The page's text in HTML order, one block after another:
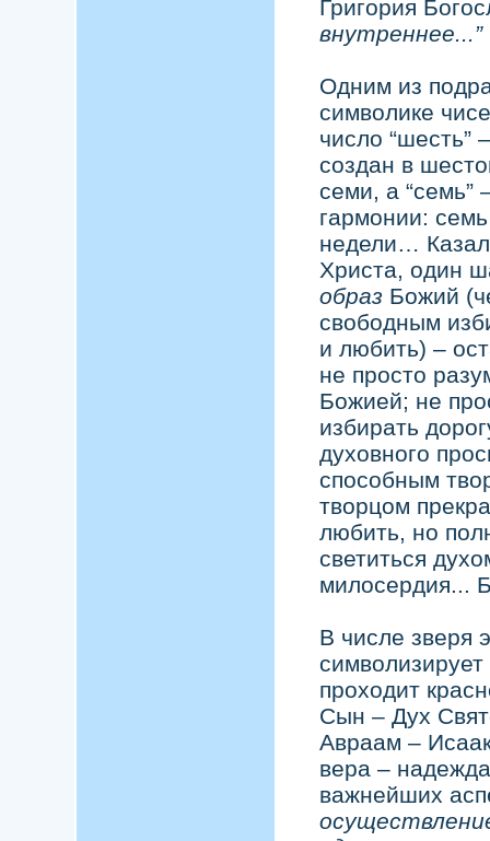
Григория
внутреннее...”
Одним из
символике
число “шесть”
создан в
семи, а “семь”
гармонии:
недели…
Христа, один
образ Божий
свободным
и любить) –
не просто
Божией; не
избирать
духовного
способным
творцом
любить, но
светиться
милосердия...
В числе зверя
проходит
Сын – Дух
Авраам –
вера –
важнейших